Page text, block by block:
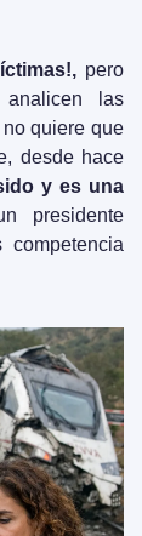
pero
analicen las
quiere que
desde hace
y es una
presidente